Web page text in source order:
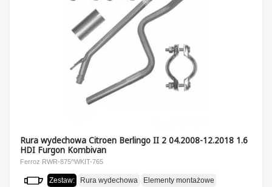
Rura wydechowa Citroen Berlingo II 2 04.2008-12.2018 1.6
HDI Furgon Kombivan
Ferroz RWR-875^WKIT-765
Zestaw: Rura wydechowa Elementy montażowe